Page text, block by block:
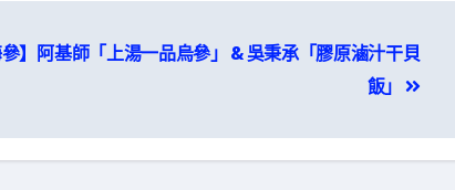
參】阿基師「上湯一品烏參」 & 吳秉承「膠原滷汁干貝
飯」